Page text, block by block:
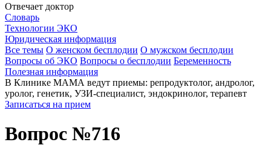
Отвечает доктор
Словарь
Технологии ЭКО
Юридическая информация
Все темы О женском бесплодии О мужском бесплодии
Вопросы об ЭКО Вопросы о бесплодии Беременность
Полезная информация
В Клинике МАМА ведут приемы: репродуктолог, андролог,
уролог, генетик, УЗИ-специалист, эндокринолог, терапевт
Записаться на прием
Вопрос №716